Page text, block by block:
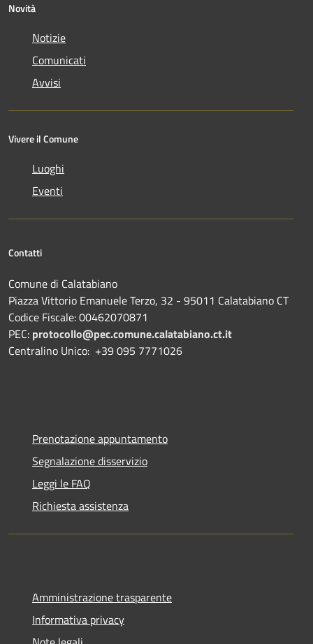
Novità
Notizie
Comunicati
Avvisi
Vivere il Comune
Luoghi
Eventi
Contatti
Comune di Calatabiano
Piazza Vittorio Emanuele Terzo, 32 - 95011 Calatabiano CT
Codice Fiscale: 00462070871
PEC: protocollo@pec.comune.calatabiano.ct.it
Centralino Unico: +39 095 7771026
Prenotazione appuntamento
Segnalazione disservizio
Leggi le FAQ
Richiesta assistenza
Amministrazione trasparente
Informativa privacy